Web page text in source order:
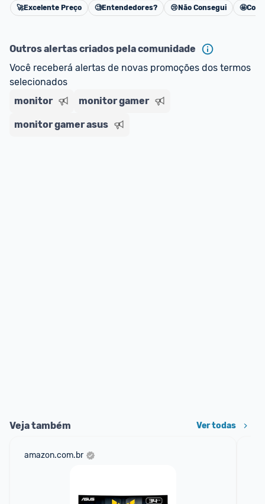
Cancelar
🚀Excelente Preço 🧐Entendedores? 😢 Não Consegui 🤩
Outros alertas criados pela comunidade
Você receberá alertas de novas promoções dos termos
selecionados
monitor
monitor gamer
monitor gamer asus
Veja também Ver todas
amazon.com.br